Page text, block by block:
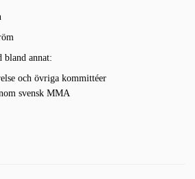
bland annat:
och övriga kommittéer
svensk MMA